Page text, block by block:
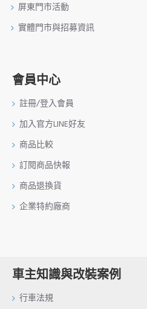
屏東門市活動
實體門市與招募資訊
會員中心
註冊/登入會員
加入官方LINE好友
商品比較
訂閱商品快報
商品退換貨
企業特約廠商
車主知識與改裝案例
行車法規